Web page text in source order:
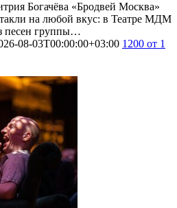
Богачёва «Бродвей Москва»
на любой вкус: в Театре МДМ
песен группы…
08-03T00:00:00+03:00 1200 от 1